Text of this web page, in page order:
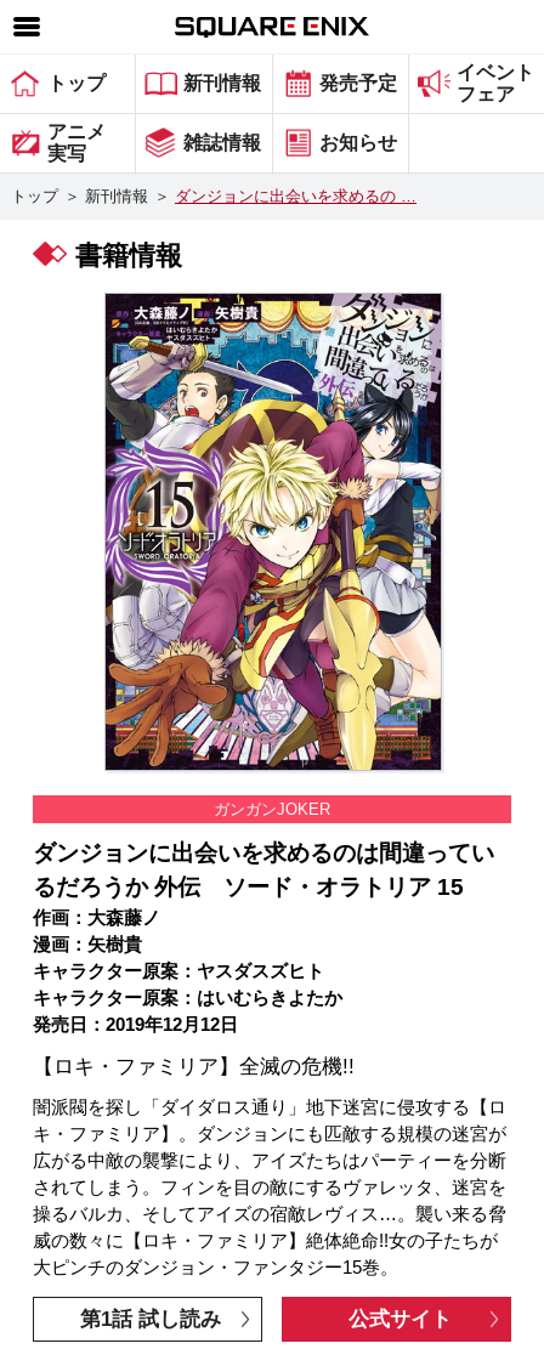
SQUARE ENIX 公式サイトメニュー
ゲーム
マガジン＆ブックス
グッズ
会社情報 採用情報
スクウェア・エニックス サイト内検索
トップ 新刊情報 発売予定
イベント
フェア
アニメ
実写
雑誌情報 お知らせ
トップ ＞ 新刊情報 ＞ ダンジョンに出会いを求めるの …
書籍情報
ガンガンJOKER
ダンジョンに出会いを求めるのは間違ってい
るだろうか 外伝 ソード・オラトリア 15
作画：大森藤ノ
漫画：矢樹貴
キャラクター原案：ヤスダスズヒト
キャラクター原案：はいむらきよたか
発売日：2019年12月12日
【ロキ・ファミリア】全滅の危機!!
闇派閥を探し「ダイダロス通り」地下迷宮に侵攻する【ロ
キ・ファミリア】。ダンジョンにも匹敵する規模の迷宮が
広がる中敵の襲撃により、アイズたちはパーティーを分断
されてしまう。フィンを目の敵にするヴァレッタ、迷宮を
操るバルカ、そしてアイズの宿敵レヴィス…。襲い来る脅
威の数々に【ロキ・ファミリア】絶体絶命!!女の子たちが
大ピンチのダンジョン・ファンタジー15巻。
第1話 試し読み 公式サイト